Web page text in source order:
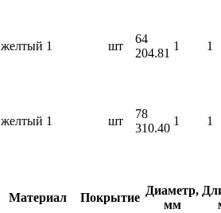
желтый 1 шт
64
204.81
1 1
желтый 1 шт
78
310.40
1 1
Материал Покрытие
Диаметр,
мм